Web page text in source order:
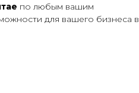
по любым вашим
для вашего бизнеса в